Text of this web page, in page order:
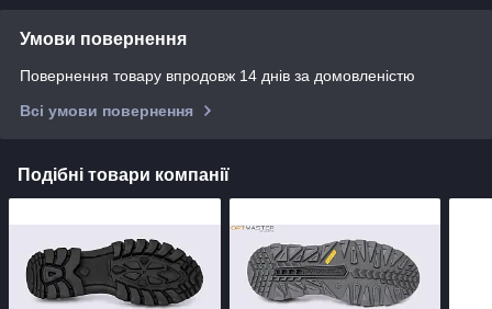
Умови повернення
Повернення товару впродовж 14 днів за домовленістю
Всі умови повернення
Подібні товари компанії